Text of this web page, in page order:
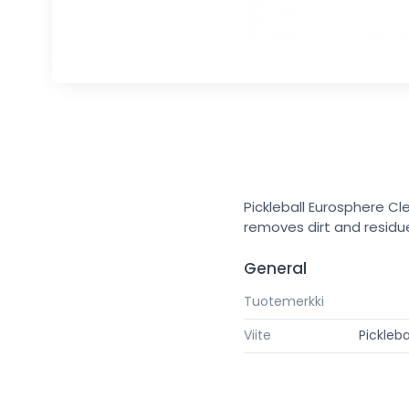
Pickleball Eurosphere
removes dirt and
General
Tuotemerkki
Viite